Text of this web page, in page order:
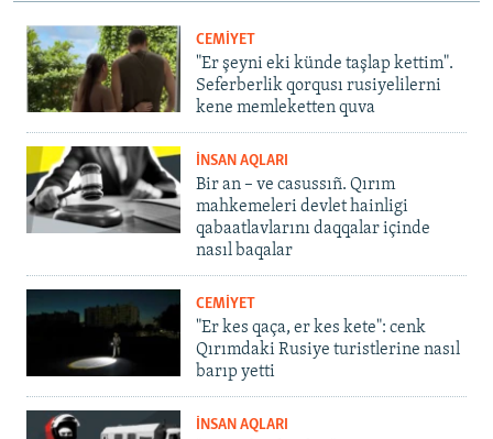
CEMİYET
"Er şeyni eki künde taşlap kettim".
Seferberlik qorqusı rusiyelilerni
kene memleketten quva
İNSAN AQLARI
Bir an – ve casussıñ. Qırım
mahkemeleri devlet hainligi
qabaatlavlarını daqqalar içinde
nasıl baqalar
CEMİYET
"Er kes qaça, er kes kete": cenk
Qırımdaki Rusiye turistlerine nasıl
barıp yetti
İNSAN AQLARI